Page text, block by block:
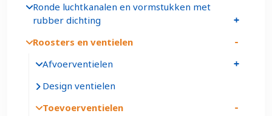
Ronde luchtkanalen en vormstukken met
rubber dichting
Roosters en ventielen
Afvoerventielen
Design ventielen
Toevoerventielen